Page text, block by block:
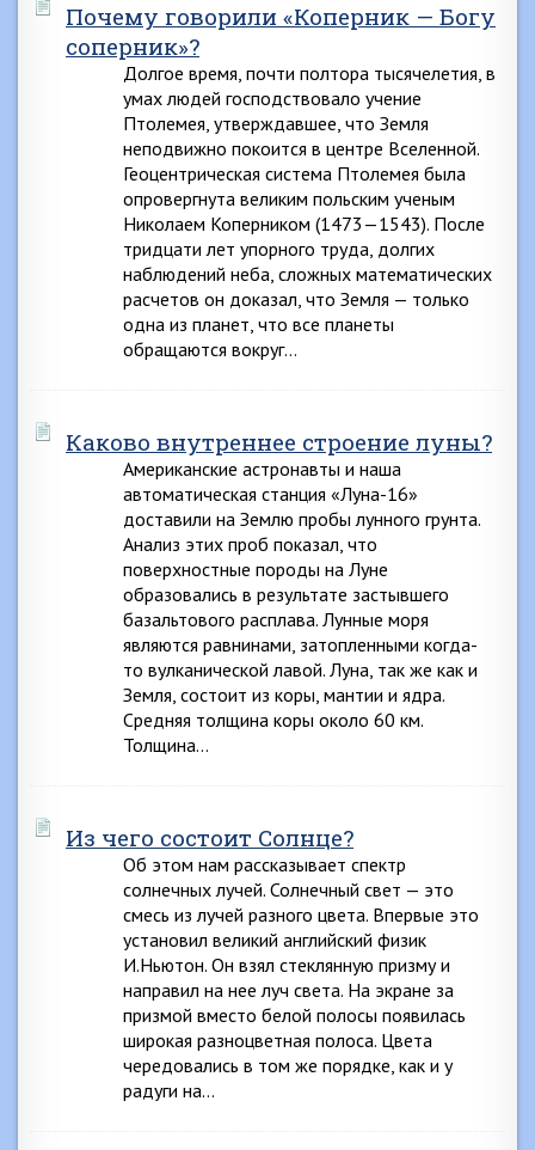
Почему говорили «Коперник — Богу
соперник»?
Долгое время, почти полтора тысячелетия, в
умах людей господствовало учение
Птолемея, утверждавшее, что Земля
неподвижно покоится в центре Вселенной.
Геоцентрическая система Птолемея была
опровергнута великим польским ученым
Николаем Коперником (1473—1543). После
тридцати лет упорного труда, долгих
наблюдений неба, сложных математических
расчетов он доказал, что Земля — только
одна из планет, что все планеты
обращаются вокруг…
Каково внутреннее строение луны?
Американские астронавты и наша
автоматическая станция «Луна-16»
доставили на Землю пробы лунного грунта.
Анализ этих проб показал, что
поверхностные породы на Луне
образовались в результате застывшего
базальтового расплава. Лунные моря
являются равнинами, затопленными когда-
то вулканической лавой. Луна, так же как и
Земля, состоит из коры, мантии и ядра.
Средняя толщина коры около 60 км.
Толщина…
Из чего состоит Солнце?
Об этом нам рассказывает спектр
солнечных лучей. Солнечный свет — это
смесь из лучей разного цвета. Впервые это
установил великий английский физик
И.Ньютон. Он взял стеклянную призму и
направил на нее луч света. На экране за
призмой вместо белой полосы появилась
широкая разноцветная полоса. Цвета
чередовались в том же порядке, как и у
радуги на…